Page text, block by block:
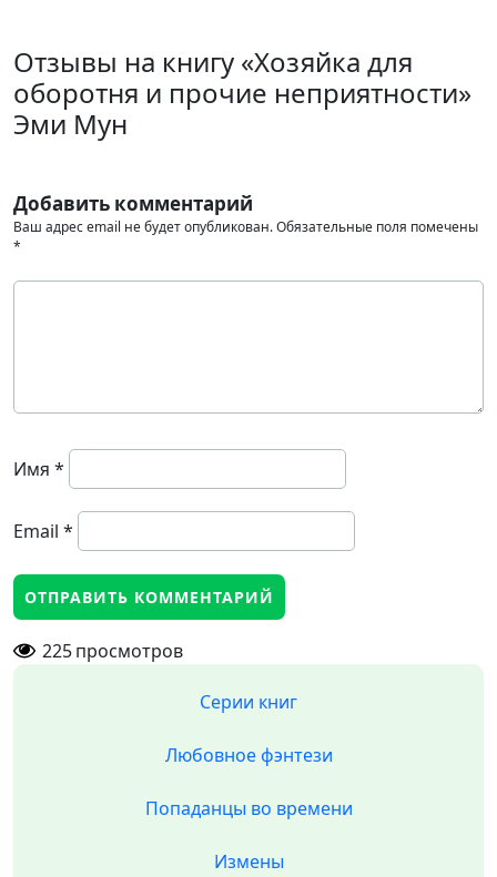
Отзывы на книгу «Хозяйка для
оборотня и прочие неприятности»
Эми Мун
Добавить комментарий
Ваш адрес email не будет опубликован.Обязательные поля помечены
*
Имя *
Email *
225просмотров
Серии книг
Любовное фэнтези
Попаданцы во времени
Измены